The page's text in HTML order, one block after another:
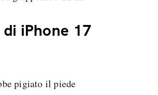
iPhone 17
pigiato il piede